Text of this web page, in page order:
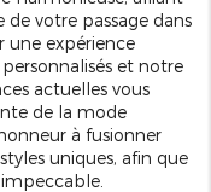
votre passage dans
une expérience
et notre
actuelles vous
de la mode
à fusionner
uniques, afin que